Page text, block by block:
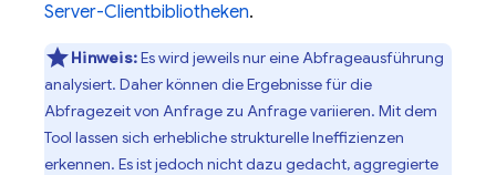
Server-Clientbibliotheken.
Hinweis:Es wird jeweils nur eine Abfrageausführung
analysiert. Daher können die Ergebnisse für die
Abfragezeit von Anfrage zu Anfrage variieren. Mit dem
Tool lassen sich erhebliche strukturelle Ineffizienzen
erkennen. Es ist jedoch nicht dazu gedacht, aggregierte